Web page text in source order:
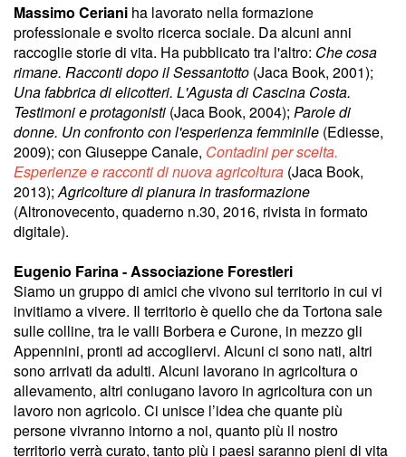
Massimo Ceriani ha lavorato nella formazione
professionale e svolto ricerca sociale. Da alcuni anni
raccoglie storie di vita. Ha pubblicato tra l'altro: Che cosa
rimane. Racconti dopo il Sessantotto (Jaca Book, 2001);
Una fabbrica di elicotteri. L'Agusta di Cascina Costa.
Testimoni e protagonisti (Jaca Book, 2004); Parole di
donne. Un confronto con l'esperienza femminile (Ediesse,
2009); con Giuseppe Canale, Contadini per scelta.
Esperienze e racconti di nuova agricoltura (Jaca Book,
2013);Agricolture di pianura in trasformazione
(Altronovecento, quaderno n.30, 2016, rivista in formato
digitale).
Eugenio Farina - Associazione ForestIeri
Siamo un gruppo di amici che vivono sul territorio in cui vi
invitiamo a vivere. Il territorio è quello che da Tortona sale
sulle colline, tra le valli Borbera e Curone, in mezzo gli
Appennini, pronti ad accogliervi. Alcuni ci sono nati, altri
sono arrivati da adulti. Alcuni lavorano in agricoltura o
allevamento, altri coniugano lavoro in agricoltura con un
lavoro non agricolo. Ci unisce l’idea che quante più
persone vivranno intorno a noi, quanto più il nostro
territorio verrà curato, tanto più i paesi saranno pieni di vita